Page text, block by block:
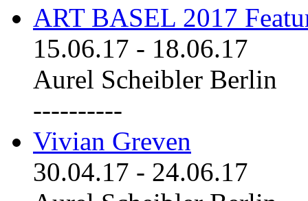
ART BASEL 2017
15.06.17 - 18.06.17
Aurel Scheibler Berlin
----------
Vivian Greven
30.04.17 - 24.06.17